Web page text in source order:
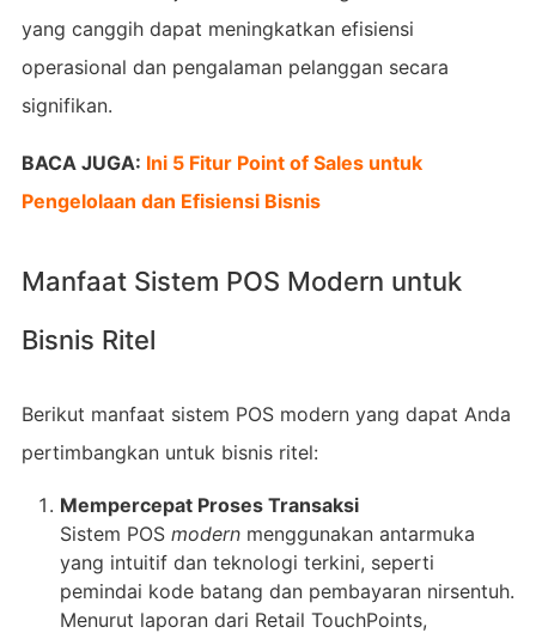
yang canggih dapat meningkatkan efisiensi
operasional dan pengalaman pelanggan secara
signifikan.
BACA JUGA: Ini 5 Fitur Point of Sales untuk
Pengelolaan dan Efisiensi Bisnis
Manfaat Sistem POS Modern untuk
Bisnis Ritel
Berikut manfaat sistem POS modern yang dapat Anda
pertimbangkan untuk bisnis ritel:
Mempercepat Proses Transaksi
Sistem POS modernmenggunakan antarmuka
yang intuitif dan teknologi terkini, seperti
pemindai kode batang dan pembayaran nirsentuh.
Menurut laporan dari Retail TouchPoints,